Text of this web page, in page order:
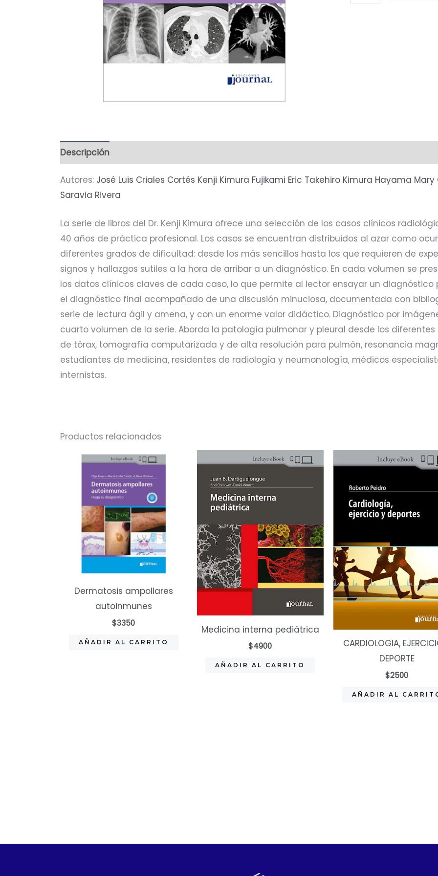
por
Descripción
Autores: José Luis Criales Cortés Kenji Kimura Fujikami Eric Takehiro Kimura Hayama Mary
Saravia Rivera
La serie de libros del Dr. Kenji Kimura ofrece una selección de los casos clínicos
40 años de práctica profesional. Los casos se encuentran distribuidos al azar como
diferentes grados de dificultad: desde los más sencillos hasta los que requieren de
signos y hallazgos sutiles a la hora de arribar a un diagnóstico. En cada volumen se
los datos clínicos claves de cada caso, lo que permite al lector ensayar un diagnóstico
el diagnóstico final acompañado de una discusión minuciosa, documentada con
serie de lectura ágil y amena, y con un enorme valor didáctico. Diagnóstico por
cuarto volumen de la serie. Aborda la patología pulmonar y pleural desde los
de tórax, tomografía computarizada y de alta resolución para pulmón, resonancia
estudiantes de medicina, residentes de radiología y neumonología, médicos
internistas.
Productos relacionados
Dermatosis ampollares
autoinmunes
$3350
AÑADIR AL CARRITO
Medicina interna pediátrica
$4900
AÑADIR AL CARRITO
CARDIOLOGIA,
DEPORTE
$2500
AÑADIR AL